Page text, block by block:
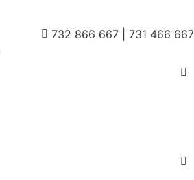
732 866 667 | 731 466 667